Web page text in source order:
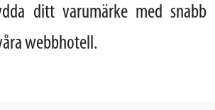
ditt varumärke med snabb
webbhotell.